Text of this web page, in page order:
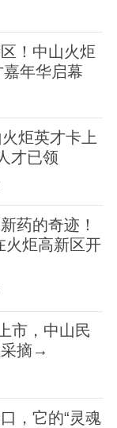
！中山火炬
年华启幕
炬英才卡上
才已领
药的奇迹！
火炬高新区开
市，中山民
采摘→
，它的“灵魂